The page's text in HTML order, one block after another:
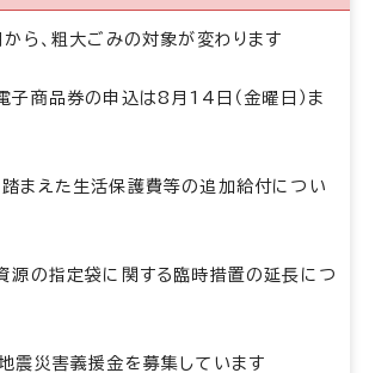
ら、粗大ごみの対象が変わります
子商品券の申込は8月14日（金曜日）ま
まえた生活保護費等の追加給付につい
源の指定袋に関する臨時措置の延長につ
震災害義援金を募集しています